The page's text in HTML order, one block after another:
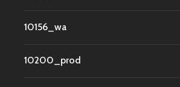
10156_wa
10200_prod